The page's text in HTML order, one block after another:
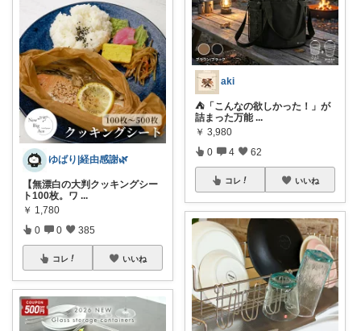
ゆばり|経由感謝🌿
【無漂白の大判クッキングシー
ト100枚。ワ ...
￥ 1,780
0 0 385
コレ いいね
aki
⛺️「こんなの欲しかった！」が
詰まった万能 ...
￥ 3,980
0 4 62
コレ いいね